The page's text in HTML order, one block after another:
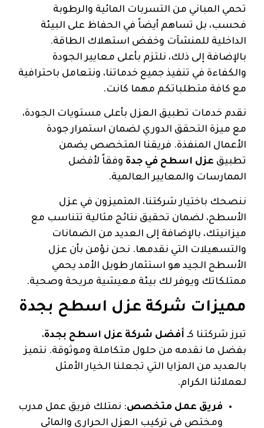
تحمي المباني من التسربات المائية والرطوبة
فحسب، بل تساهم أيضاً في الحفاظ على البيئة
الداخلية للمنشآت وخفض استهلاك الطاقة.
بالإضافة إلى ذلك، نلتزم بأعلى معايير الجودة
والكفاءة في تنفيذ جميع خدماتنا، ونتعامل باحترافية
مع كافة متطلباتكم مهما كانت.
نقدم خدمات تطبيق العزل بأعلى مستويات الجودة،
مع ميزة التحقق الدوري لضمان استمرار جودة
الأعمال المنفذة. فريقنا المتخصص يضمن
تطبيق عزل اسطح في جدة وفقاً لأفضل
الممارسات والمعايير العالمية.
ننصحك باختيار شركتنا، المتميزون في عزل
الأسطح، لضمان تحقيق نتائج مثالية تتناسب مع
ميزانيتك، بالإضافة إلى العديد من الضمانات
والتسهيلات التي نقدمها. نحن نؤمن بأن عزل
الأسطح الجيد هو استثمار طويل الأمد يحمي
ممتلكاتك ويوفر لك بيئة معيشية مريحة وصحية.
مميزات شركة عزل اسطح بجدة
تبرز شركتنا كـ أفضل شركة عزل اسطح بجدة،
بفضل ما نقدمه من حلول متكاملة وموثوقة. نتميز
بالعديد من المزايا التي تجعلنا الخيار الأمثل
لعملائنا الكرام.
فريق عمل متخصص: نمتلك فريق عمل مدرب
ومختص في تركيب العزل الحراري والمائي